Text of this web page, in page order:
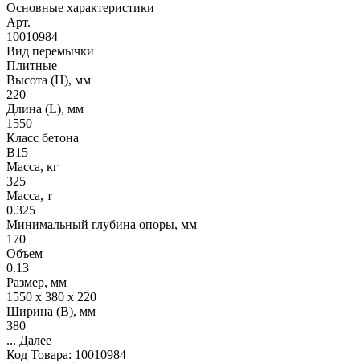
Основные характеристики
Арт.
10010984
Вид перемычки
Плитные
Высота (H), мм
220
Длина (L), мм
1550
Класс бетона
B15
Масса, кг
325
Масса, т
0.325
Минимальный глубина опоры, мм
170
Объем
0.13
Размер, мм
1550 x 380 x 220
Ширина (B), мм
380
... Далее
Код Товара: 10010984